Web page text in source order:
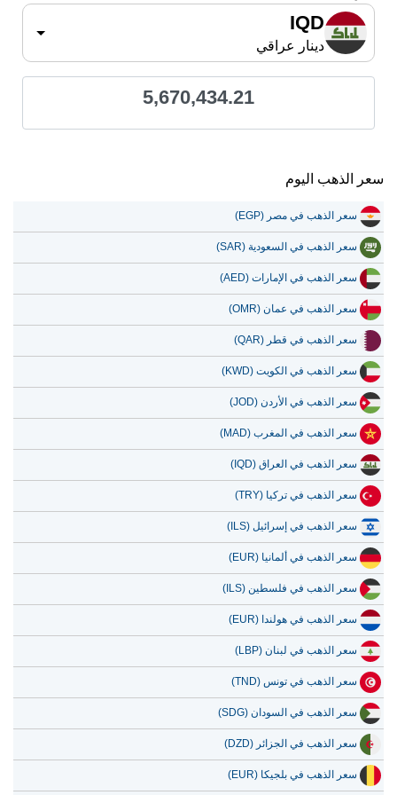
IQD
دينار عراقي
5,670,434.21
سعر الذهب اليوم
سعر الذهب في مصر (EGP)
سعر الذهب في السعودية (SAR)
سعر الذهب في الإمارات (AED)
سعر الذهب في عمان (OMR)
سعر الذهب في قطر (QAR)
سعر الذهب في الكويت (KWD)
سعر الذهب في الأردن (JOD)
سعر الذهب في المغرب (MAD)
سعر الذهب في العراق (IQD)
سعر الذهب في تركيا (TRY)
سعر الذهب في إسرائيل (ILS)
سعر الذهب في ألمانيا (EUR)
سعر الذهب في فلسطين (ILS)
سعر الذهب في هولندا (EUR)
سعر الذهب في لبنان (LBP)
سعر الذهب في تونس (TND)
سعر الذهب في السودان (SDG)
سعر الذهب في الجزائر (DZD)
سعر الذهب في بلجيكا (EUR)